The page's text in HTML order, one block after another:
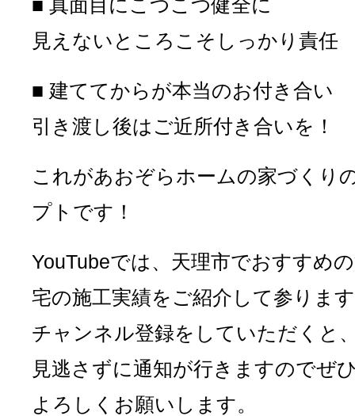
■ 真面目にこつこつ健全に
見えないところこそしっかり責任
■ 建ててからが本当のお付き合い
引き渡し後はご近所付き合いを！
これがあおぞらホームの家づくり
プトです！
YouTubeでは、天理市でおすすめ
宅の施工実績をご紹介して参りま
チャンネル登録をしていただくと
見逃さずに通知が行きますのでぜ
よろしくお願いします。